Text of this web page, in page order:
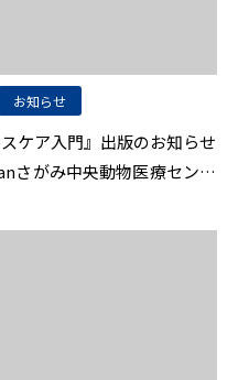
お知らせ
スケア入門』出版のお知らせ
さがみ中央動物医療センタ